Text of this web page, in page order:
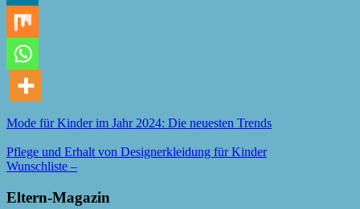
Mode für Kinder im Jahr 2024: Die neuesten Trends
Pflege und Erhalt von Designerkleidung für Kinder
Wunschliste –
Eltern-Magazin